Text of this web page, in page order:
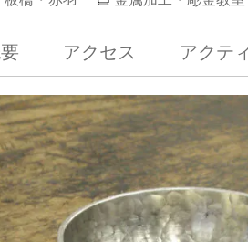
アクセス アクテ